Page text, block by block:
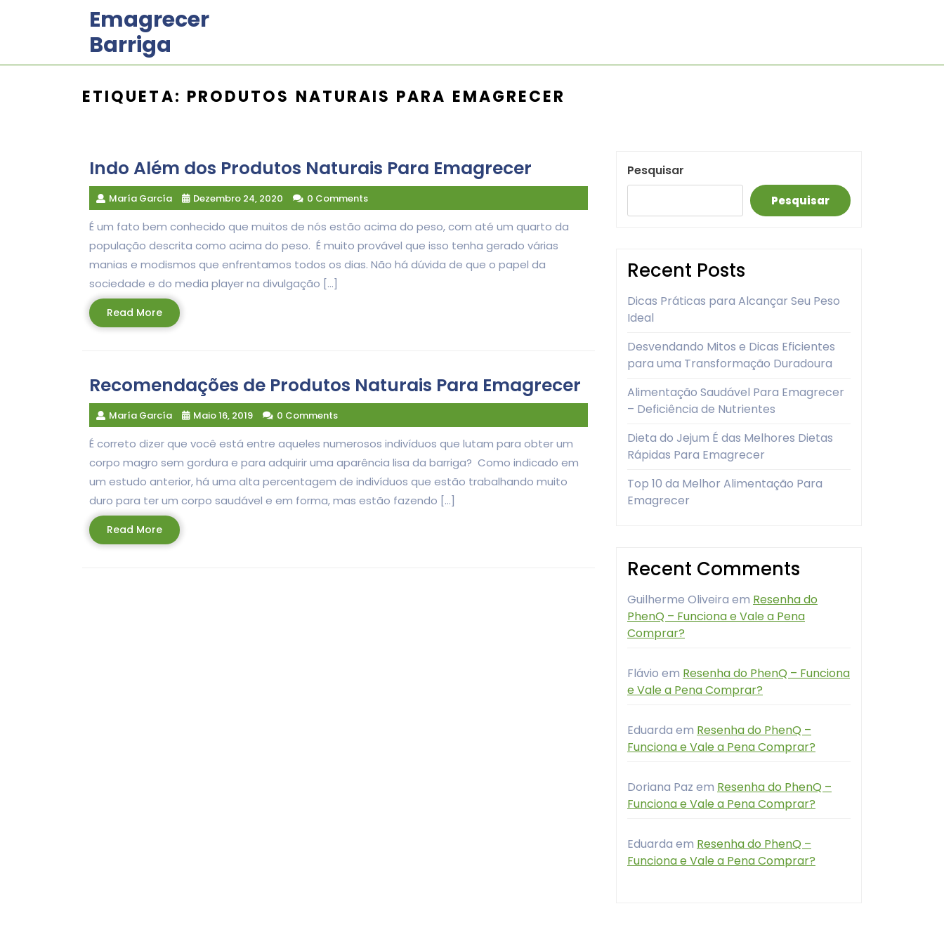
Emagrecer
Barriga
ETIQUETA: PRODUTOS NATURAIS PARA EMAGRECER
Indo Além dos Produtos Naturais Para Emagrecer
María García Dezembro 24, 2020 0 Comments
É um fato bem conhecido que muitos de nós estão acima do peso, com até um quarto da
população descrita como acima do peso. É muito provável que isso tenha gerado várias
manias e modismos que enfrentamos todos os dias. Não há dúvida de que o papel da
sociedade e do media player na divulgação […]
Read MoreRead
More
Recomendações de Produtos Naturais Para Emagrecer
María García Maio 16, 2019 0 Comments
É correto dizer que você está entre aqueles numerosos indivíduos que lutam para obter um
corpo magro sem gordura e para adquirir uma aparência lisa da barriga? Como indicado em
um estudo anterior, há uma alta percentagem de indivíduos que estão trabalhando muito
duro para ter um corpo saudável e em forma, mas estão fazendo […]
Read MoreRead
More
Pesquisar
Pesquisar
Recent Posts
Dicas Práticas para Alcançar Seu Peso
Ideal
Desvendando Mitos e Dicas Eficientes
para uma Transformação Duradoura
Alimentação Saudável Para Emagrecer
– Deficiência de Nutrientes
Dieta do Jejum É das Melhores Dietas
Rápidas Para Emagrecer
Top 10 da Melhor Alimentação Para
Emagrecer
Recent Comments
Guilherme Oliveira em Resenha do
PhenQ – Funciona e Vale a Pena
Comprar?
Flávio em Resenha do PhenQ – Funciona
e Vale a Pena Comprar?
Eduarda em Resenha do PhenQ –
Funciona e Vale a Pena Comprar?
Doriana Paz em Resenha do PhenQ –
Funciona e Vale a Pena Comprar?
Eduarda em Resenha do PhenQ –
Funciona e Vale a Pena Comprar?